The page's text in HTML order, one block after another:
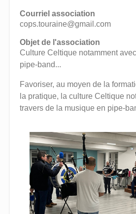
Courriel association
cops.touraine@gmail.com
Objet de l'association
Culture Celtique notamment
pipe-band...
Favoriser, au moyen de la
la pratique, la culture Celtique
travers de la musique en pipe-